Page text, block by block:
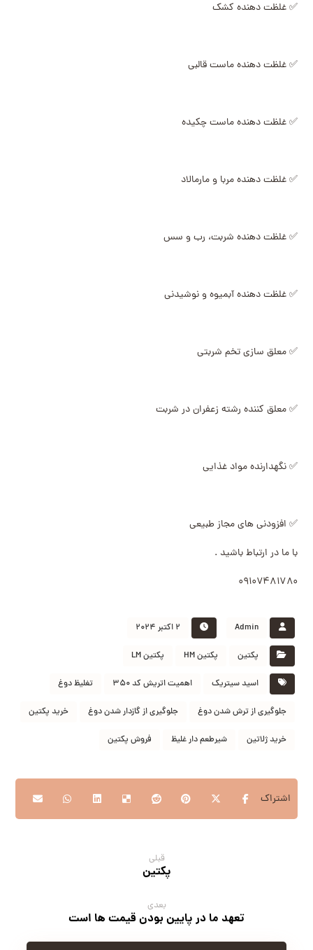
✅ غلظت دهنده کشک
✅ غلظت دهنده ماست قالبی
✅ غلظت دهنده ماست چکیده
✅ غلظت دهنده مربا و مارمالاد
✅ غلظت دهنده شربت، رب و سس
✅ غلظت دهنده آبمیوه و نوشیدنی
✅ معلق سازی تخم شربتی
✅ معلق کننده رشته زعفران در شربت
✅ نگهدارنده مواد غذایی
✅ افزودنی های مجاز طبیعی
با ما در ارتباط باشید .
۰۹۱۰۷۴۸۱۷۸۰
Admin ۲ اکتبر ۲۰۲۴
پکتین پکتین HM پکتین LM
اسید سیتریک اهمیت اتریش کد ۳۵۰ تغلیظ دوغ
جلوگیری از ترش شدن دوغ جلوگیری از گازدار شدن دوغ خرید پکتین
خرید ژلاتین شیرطعم دار غلیظ فروش پکتین
قبلی
پکتین
بعدی
تعهد ما در پایین بودن قیمت ها است